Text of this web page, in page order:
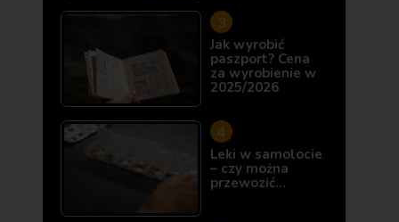
Jak wyrobić
paszport? Cena
za wyrobienie w
2025/2026
Leki w samolocie
– czy można
przewozić…